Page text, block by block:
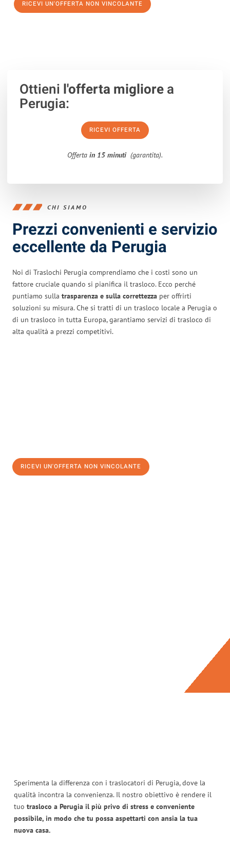
RICEVI UN'OFFERTA NON VINCOLANTE
Ottieni l'offerta migliorea
Perugia:
RICEVI OFFERTA
Offerta in 15 minuti (garantita).
CHI SIAMO
Prezzi convenienti e servizio
eccellente da Perugia
Noi di Traslochi Perugia comprendiamo che i costi sono un
fattore cruciale quando si pianifica il trasloco. Ecco perché
puntiamo sulla trasparenza e sulla correttezza per offrirti
soluzioni su misura. Che si tratti di un trasloco locale a Perugia o
di un trasloco in tutta Europa, garantiamo servizi di trasloco di
alta qualità a prezzi competitivi.
RICEVI UN'OFFERTA NON VINCOLANTE
Sperimenta la differenza con i traslocatori di Perugia, dove la
qualità incontra la convenienza. Il nostro obiettivo è rendere il
tuo trasloco a Perugia il più privo di stress e conveniente
possibile, in modo che tu possa aspettarti con ansia la tua
nuova casa.